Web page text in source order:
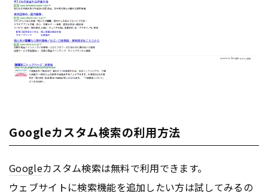
Googleカスタム検索の利用方法
Googleカスタム検索は無料で利用できます。
ウェブサイトに検索機能を追加したい方は試してみるの